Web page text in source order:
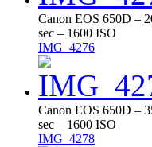
Canon EOS 650D –
sec – 1600 ISO
IMG_4276
Canon EOS 650D –
sec – 1600 ISO
IMG_4278